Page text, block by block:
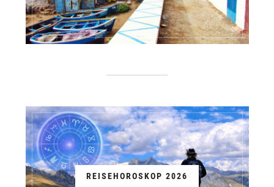
REISEHOROSKOP 2026